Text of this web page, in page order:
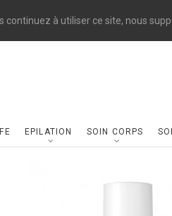
continuez à utiliser ce site, nous
EPILATION SOIN CORPS